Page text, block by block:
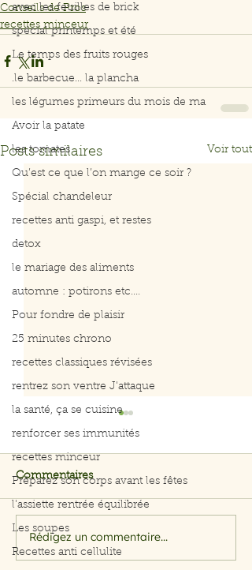
avec les feuilles de brick
spécial printemps et été
Le temps des fruits rouges
.le barbecue... la plancha
les légumes primeurs du mois de ma
Avoir la patate
les tomates
Qu’est ce que l’on mange ce soir ?
Spécial chandeleur
recettes anti gaspi, et restes
detox
le mariage des aliments
automne : potirons etc....
Pour fondre de plaisir
25 minutes chrono
recettes classiques révisées
rentrez son ventre J'attaque
la santé, ça se cuisine
renforcer ses immunités
recettes minceur
Préparez son corps avant les fêtes
l'assiette rentrée équilibrée
Les soupes
Recettes anti cellulite
Conseils de Pros
recettes minceur
Posts similaires Voir tout
Salade de riz originale
Commentaires
Rédigez un commentaire...